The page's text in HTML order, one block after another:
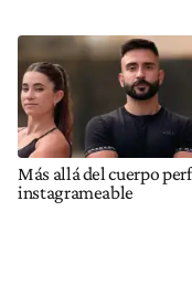
Más allá del cuerpo
instagrameable